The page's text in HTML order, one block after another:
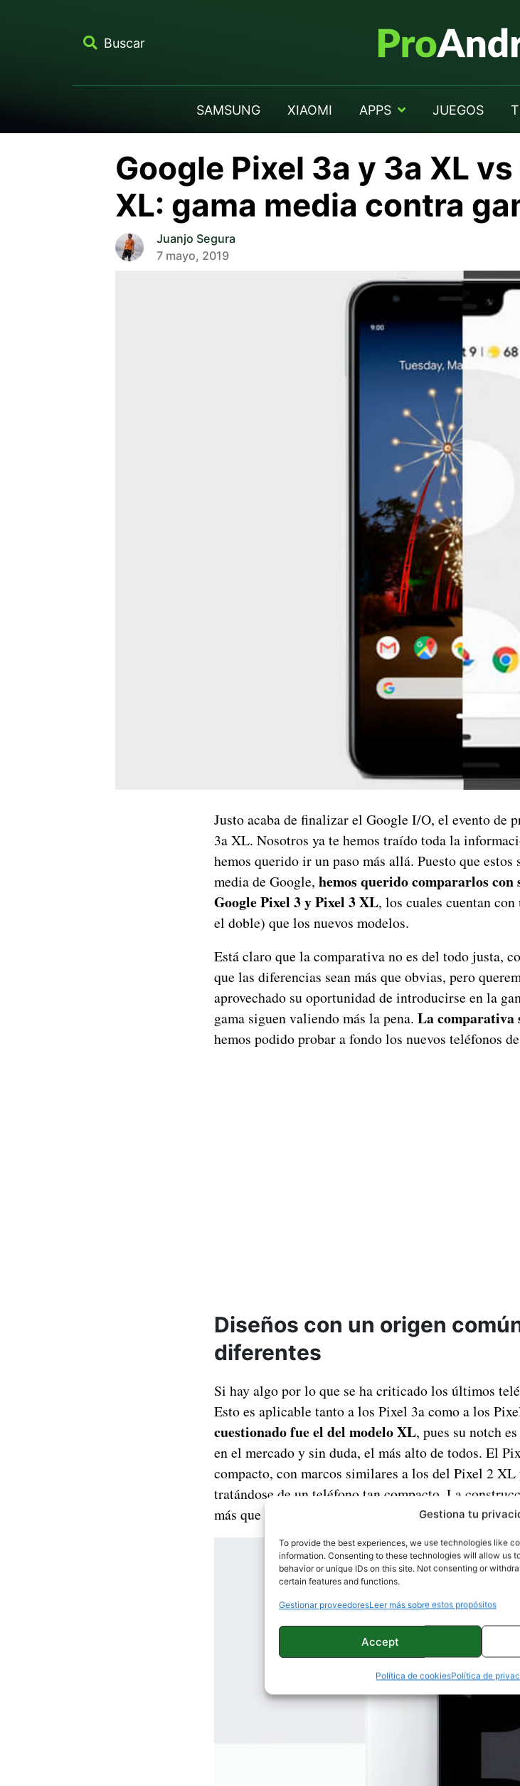
Gestiona tu
To provide the best experiences, we use technologies like
information. Consenting to these technologies will allow us
behavior or unique IDs on this site. Not consenting or
certain features and functions.
Gestionar proveedoresLeer más sobre estos propósitos
Accept
Política de cookiesPolítica de
Buscar
SAMSUNG XIAOMI APPS JUEGOS
Google Pixel 3a y 3a XL
XL: gama media contra
Juanjo Segura
7 mayo, 2019
Justo acaba de finalizar el Google I/O, el evento de
3a XL. Nosotros ya te hemos traído toda la
hemos querido ir un paso más allá. Puesto que
media de Google, hemos querido compararlos con
Google Pixel 3 y Pixel 3 XL, los cuales cuentan
el doble) que los nuevos modelos.
Está claro que la comparativa no es del todo justa,
que las diferencias sean más que obvias, pero
aprovechado su oportunidad de introducirse en la
gama siguen valiendo más la pena. La comparativa
hemos podido probar a fondo los nuevos teléfonos
Diseños con un origen
diferentes
Si hay algo por lo que se ha criticado los últimos
Esto es aplicable tanto a los Pixel 3a como a los
cuestionado fue el del modelo XL, pues su notch
en el mercado y sin duda, el más alto de todos. El
compacto, con marcos similares a los del Pixel 2
tratándose de un teléfono tan compacto. La
más que satisfactoria, con cristal en la parte trasera y